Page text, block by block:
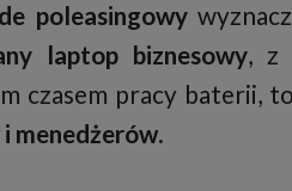
poleasingowy
laptop biznesowy, z
czasem pracy baterii,
menedżerów.